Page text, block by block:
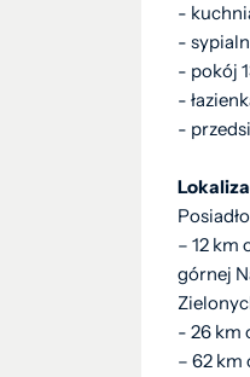
-
-
- pokój
-
-
– 12 km
górnej
- 26 km
– 62 km